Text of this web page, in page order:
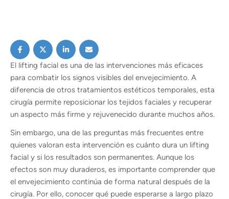
El lifting facial es una de las intervenciones más eficaces
para combatir los signos visibles del envejecimiento. A
diferencia de otros tratamientos estéticos temporales, esta
cirugía permite reposicionar los tejidos faciales y recuperar
un aspecto más firme y rejuvenecido durante muchos años.
Sin embargo, una de las preguntas más frecuentes entre
quienes valoran esta intervención es cuánto dura un lifting
facial y si los resultados son permanentes. Aunque los
efectos son muy duraderos, es importante comprender que
el envejecimiento continúa de forma natural después de la
cirugía. Por ello, conocer qué puede esperarse a largo plazo